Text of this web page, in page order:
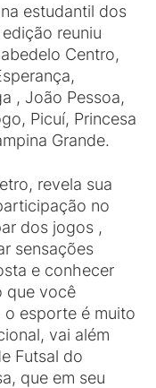
estudantil dos
reuniu
Centro,
, João Pessoa,
Picuí, Princesa
Grande.
revela sua
no
dos jogos ,
sensações
e conhecer
que você
o esporte é muito
vai além
Futsal do
que em seu